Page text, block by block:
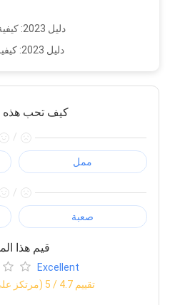
دليل 2023: كيفية فصل الصوت عن الفيديو؟
دليل 2023: كيفية تحويل الفيديو إلى صوت؟
كيف تحب هذه
/
ممل
/
صعبة
:قيم هذا
Excellent
:تقييم 4.7 / 5 (مرتكز على